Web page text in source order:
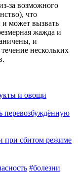
за возможного
что
и может вызвать
жажда и
и
нескольких
и овощи
перевозбуждённую
при сбитом режиме
#болезни